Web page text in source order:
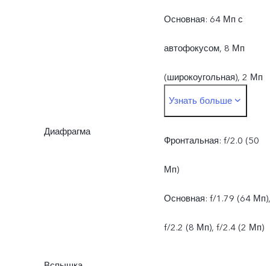
Основная: 64 Мп с
автофокусом, 8 Мп
(широкоугольная), 2 Мп
(макро)
Узнать больше
Диафрагма
Фронтальная: f/2.0 (50
Мп)
Основная: f/1.79 (64 Мп),
f/2.2 (8 Мп), f/2.4 (2 Мп)